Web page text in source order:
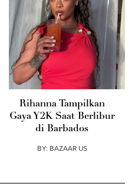
Rihanna Tampilkan
Gaya Y2K Saat Berlibur
di Barbados
BY: BAZAAR US